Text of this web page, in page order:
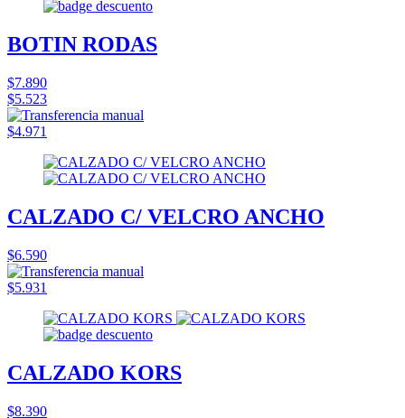
BOTIN RODAS
$7.890
$5.523
$4.971
CALZADO C/ VELCRO ANCHO
$6.590
$5.931
CALZADO KORS
$8.390